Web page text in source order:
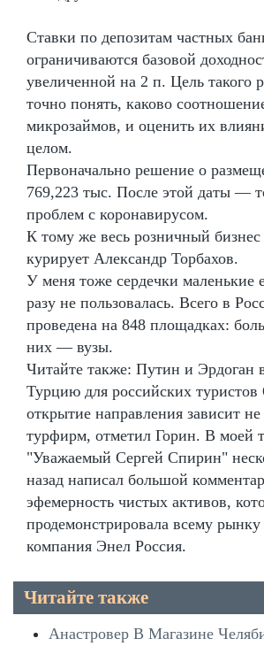
Ставки по депозитам частных
ограничиваются базовой
увеличенной на 2 п. Цель такого
точно понять, каково
микрозаймов, и оценить их
целом.
Первоначально решение о
769,223 тыс. После этой даты —
проблем с коронавирусом.
К тому же весь розничный
курирует Александр Торбахов.
У меня тоже сердечки маленькие
разу не пользовалась. Всего в
проведена на 848 площадках:
них — вузы.
Читайте также: Путин и Эрдоган
Турцию для российских туристов
открытие направления зависит не
турфирм, отметил Горин. В моей
"Уважаемый Сергей Спирин"
назад написал большой
эфемерность чистых активов,
продемонстрировала всему рынку
компания Энел Россия.
Читайте также
Анастровер В Магазине